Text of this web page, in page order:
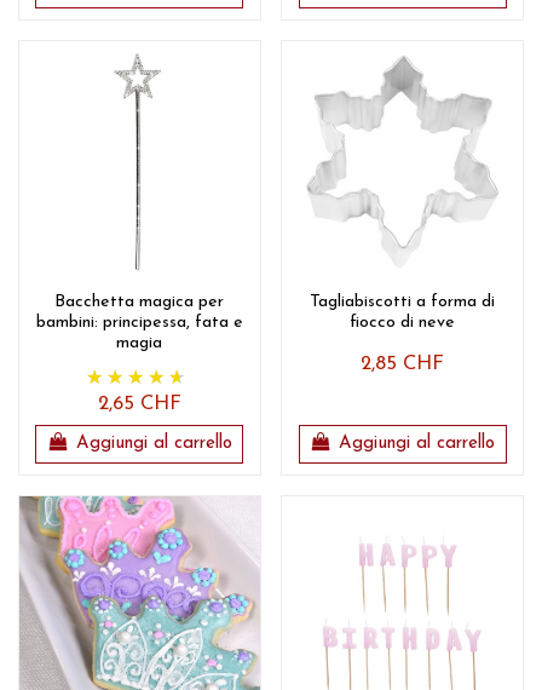
Bacchetta magica per
bambini: principessa, fata e
magia
2,65 CHF
Aggiungi al carrello
Tagliabiscotti a forma di
fiocco di neve
2,85 CHF
Aggiungi al carrello